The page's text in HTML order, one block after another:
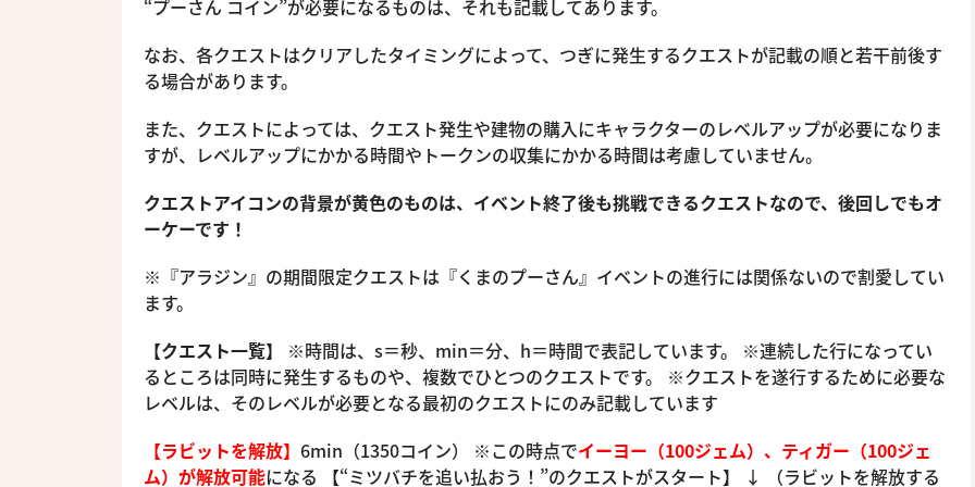
“プーさん コイン”が必要になるものは、それも記載してあります。
なお、各クエストはクリアしたタイミングによって、つぎに発生するクエストが記載の順と若干前後す
る場合があります。
また、クエストによっては、クエスト発生や建物の購入にキャラクターのレベルアップが必要になりま
すが、レベルアップにかかる時間やトークンの収集にかかる時間は考慮していません。
クエストアイコンの背景が黄色のものは、イベント終了後も挑戦できるクエストなので、後回しでもオ
ーケーです！
※『アラジン』の期間限定クエストは『くまのプーさん』イベントの進行には関係ないので割愛してい
ます。
【クエスト一覧】
※時間は、s＝秒、min＝分、h＝時間で表記しています。 ※連続した行になってい
るところは同時に発生するものや、複数でひとつのクエストです。 ※クエストを遂行するために必要な
レベルは、そのレベルが必要となる最初のクエストにのみ記載しています
【ラビットを解放】 6min（1350コイン） ※この時点でイーヨー（100ジェム）、ティガー（100ジェ
ム）が解放可能になる 【“ミツバチを追い払おう！”のクエストがスタート】 ↓ （ラビットを解放する